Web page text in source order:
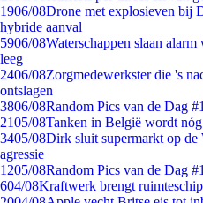
1906/08Drone met explosieven bij
hybride aanval
5906/08Waterschappen slaan
leeg
2406/08Zorgmedewerkster die 's
ontslagen
3806/08Random Pics van de Dag
2105/08Tanken in België wordt
3405/08Dirk sluit supermarkt op de
agressie
1205/08Random Pics van de Dag
604/08Kraftwerk brengt